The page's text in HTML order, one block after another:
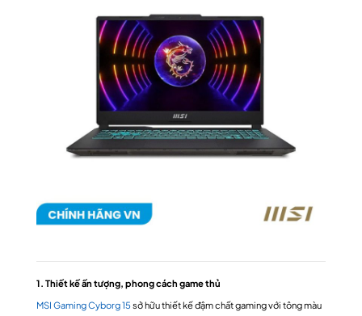
1. Thiết kế ấn tượng, phong cách game thủ
MSI Gaming Cyborg 15sở hữu thiết kế đậm chất gaming với tông màu